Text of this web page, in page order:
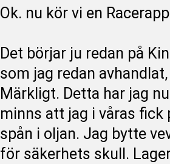
Ok. nu kör vi en
Det börjar ju redan på
som jag redan
Märkligt. Detta har jag
minns att jag i våras fick
spån i oljan. Jag bytte
för säkerhets skull.